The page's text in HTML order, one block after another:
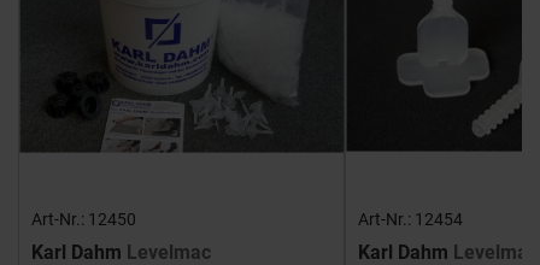
Art-Nr.: 12450
Karl Dahm Levelmac
Art-Nr.: 12454
Karl Dahm Levelmac